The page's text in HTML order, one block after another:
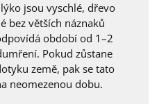
jsou vyschlé, dřevo
bez větších náznaků
období od 1–2
Pokud zůstane
země, pak se tato
neomezenou dobu.